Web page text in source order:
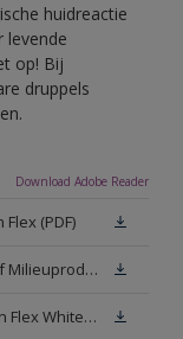
huidreactie
levende
op! Bij
druppels
Download Adobe Reader
(PDF)
Sikkens Exterior Wallpaints B - EPD of Milieuproductverklaring
Veiligheidsinformatieblad Alphaloxan Flex White W05 (MSDS)